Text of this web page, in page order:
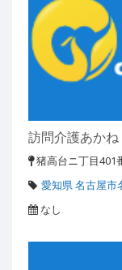
訪問介護あかね
猪高台ニ丁目
愛知県 名古屋市
なし